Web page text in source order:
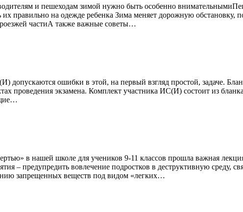
и пешеходам зимой нужно быть особенно
правильно на одежде ребенка Зима меняет дорожную обстановку,
частиА также важные советы…
допускаются ошибки в этой, на первый взгляд простой, задаче.
проведения экзамена. Комплект участника ИС(И) состоит из
в нашей школе для учеников 9-11 классов прошла важная
– предупредить вовлечение подростков в деструктивную среду,
запрещенных веществ под видом «легких…